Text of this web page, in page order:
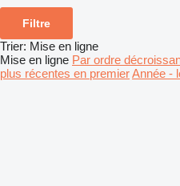
Filtre
Trier: Mise en ligne
Mise en ligne Par ordre
plus récentes en premierAnnée -